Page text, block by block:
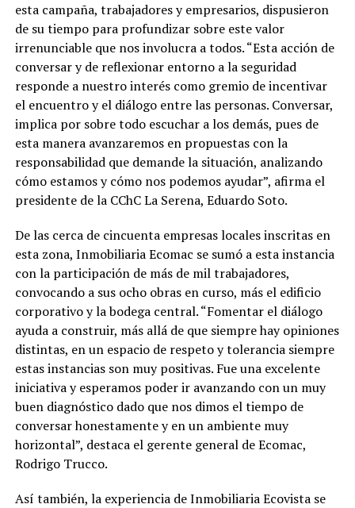
esta campaña, trabajadores y empresarios, dispusieron
de su tiempo para profundizar sobre este valor
irrenunciable que nos involucra a todos. “Esta acción de
conversar y de reflexionar entorno a la seguridad
responde a nuestro interés como gremio de incentivar
el encuentro y el diálogo entre las personas. Conversar,
implica por sobre todo escuchar a los demás, pues de
esta manera avanzaremos en propuestas con la
responsabilidad que demande la situación, analizando
cómo estamos y cómo nos podemos ayudar”, afirma el
presidente de la CChC La Serena, Eduardo Soto.
De las cerca de cincuenta empresas locales inscritas en
esta zona, Inmobiliaria Ecomac se sumó a esta instancia
con la participación de más de mil trabajadores,
convocando a sus ocho obras en curso, más el edificio
corporativo y la bodega central. “Fomentar el diálogo
ayuda a construir, más allá de que siempre hay opiniones
distintas, en un espacio de respeto y tolerancia siempre
estas instancias son muy positivas. Fue una excelente
iniciativa y esperamos poder ir avanzando con un muy
buen diagnóstico dado que nos dimos el tiempo de
conversar honestamente y en un ambiente muy
horizontal”, destaca el gerente general de Ecomac,
Rodrigo Trucco.
Así también, la experiencia de Inmobiliaria Ecovista se